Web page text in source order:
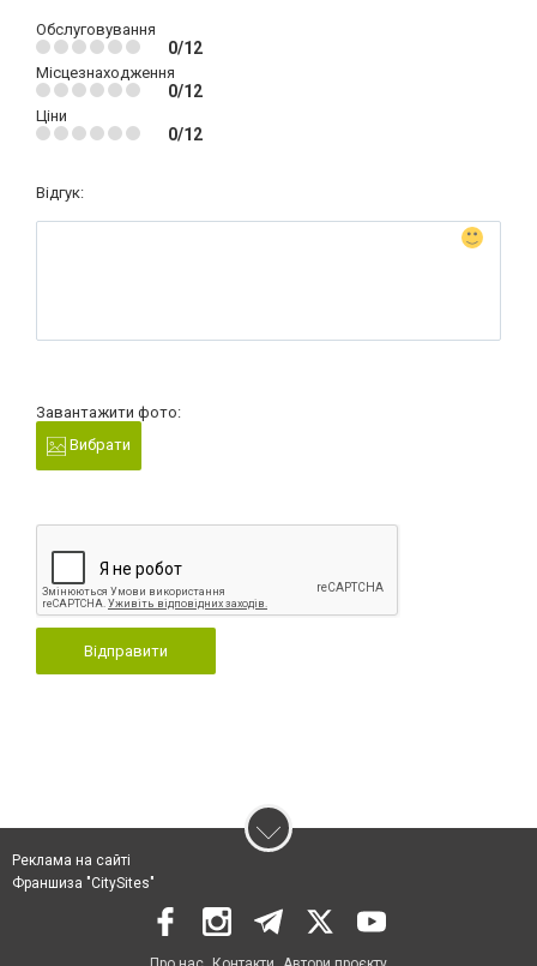
Обслуговування
0/12
Місцезнаходження
0/12
Ціни
0/12
Відгук:
Завантажити фото:
Вибрати
Відправити
Реклама на сайті
Франшиза "CitySites"